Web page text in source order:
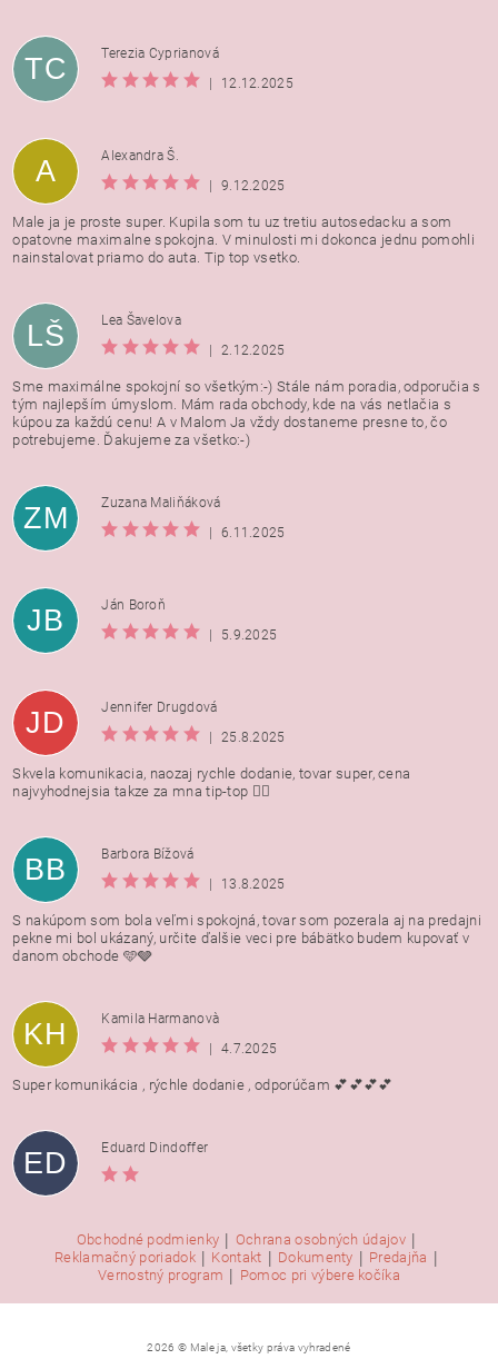
TC
Terezia Cyprianová
|
12.12.2025
A
Alexandra Š.
|
9.12.2025
Male ja je proste super. Kupila som tu uz tretiu autosedacku a som
opatovne maximalne spokojna. V minulosti mi dokonca jednu pomohli
nainstalovat priamo do auta. Tip top vsetko.
LŠ
Lea Šavelova
|
2.12.2025
Sme maximálne spokojní so všetkým:-) Stále nám poradia, odporučia s
tým najlepším úmyslom. Mám rada obchody, kde na vás netlačia s
kúpou za každú cenu! A v Malom Ja vždy dostaneme presne to, čo
potrebujeme. Ďakujeme za všetko:-)
ZM
Zuzana Maliňáková
|
6.11.2025
JB
Ján Boroň
|
5.9.2025
JD
Jennifer Drugdová
|
25.8.2025
Skvela komunikacia, naozaj rychle dodanie, tovar super, cena
najvyhodnejsia takze za mna tip-top 👍🏻
BB
Barbora Bížová
|
13.8.2025
S nakúpom som bola veľmi spokojná, tovar som pozerala aj na predajni
pekne mi bol ukázaný, určite ďalšie veci pre bábätko budem kupovať v
danom obchode 🩵🩶
KH
Kamila Harmanovà
|
4.7.2025
Super komunikácia , rýchle dodanie , odporúčam 💕💕💕💕
ED Eduard Dindoffer
Obchodné podmienky | Ochrana osobných údajov |
Reklamačný poriadok | Kontakt | Dokumenty | Predajňa |
Vernostný program | Pomoc pri výbere kočíka
2026 © Male ja, všetky práva vyhradené